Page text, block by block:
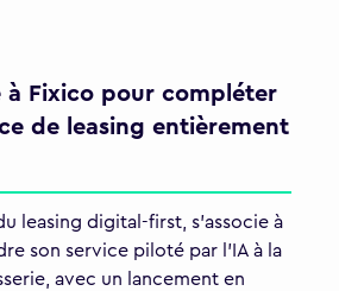
à Fixico pour compléter
de leasing entièrement
leasing digital-first, s'associe à
son service piloté par l'IA à la
avec un lancement en